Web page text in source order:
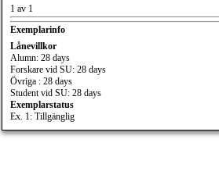
1 av 1
Exemplarinfo
Lånevillkor
Alumn: 28 days
Forskare vid SU: 28 days
Övriga : 28 days
Student vid SU: 28 days
Exemplarstatus
Ex. 1: Tillgänglig